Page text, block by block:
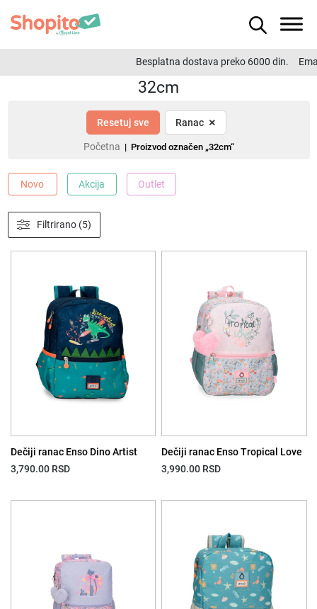
Besplatna dostava preko 6000 din.
32cm
Resetuj sve Ranac ×
Početna | Proizvod označen „32cm“
Novo Akcija Outlet
Filtrirano (5)
Dečiji ranac Enso Dino Artist
3,790.00 RSD
Dečiji ranac Enso Tropical Love
3,990.00 RSD